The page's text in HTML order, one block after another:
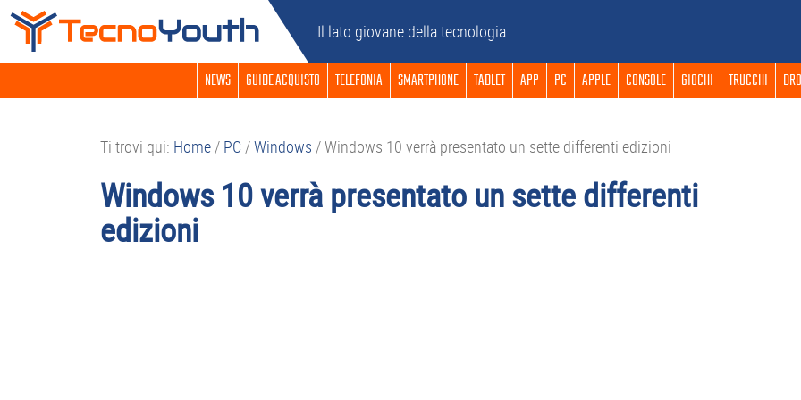
Passa
navigazione
Passa
contenuto
Passa
barra
Passa
piè
Il lato giovane della tecnologia
NEWS GUIDE ACQUISTO TELEFONIA SMARTPHONE TABLET APP PC APPLE CONSOLE GIOCHI TRUCCHI
Ti trovi qui: Home/ PC/Windows /Windows 10 verrà presentato un sette differenti edizioni
Windows 10 verrà presentato un sette differenti
edizioni